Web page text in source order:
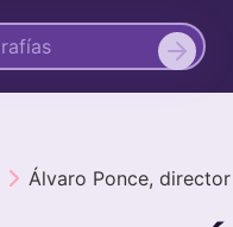
Álvaro Ponce,